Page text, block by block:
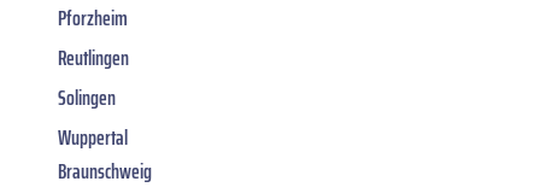
Pforzheim
Reutlingen
Solingen
Wuppertal
Braunschweig